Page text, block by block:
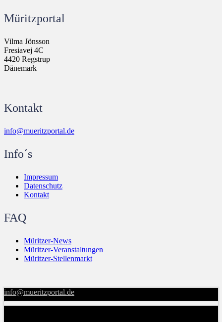
Müritzportal
Vilma Jönsson
Fresiavej 4C
4420 Regstrup
Dänemark
Kontakt
info@mueritzportal.de
Info´s
Impressum
Datenschutz
Kontakt
FAQ
Müritzer-News
Müritzer-Veranstaltungen
Müritzer-Stellenmarkt
info@mueritzportal.de